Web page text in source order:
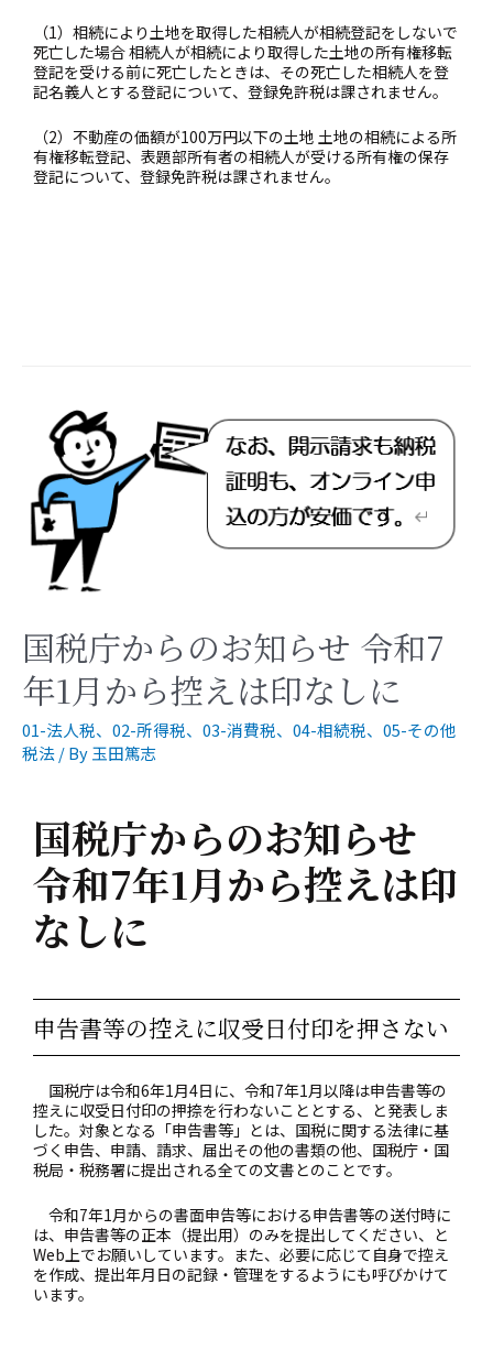
（1）相続により土地を取得した相続人が相続登記をしないで
死亡した場合 相続人が相続により取得した土地の所有権移転
登記を受ける前に死亡したときは、その死亡した相続人を登
記名義人とする登記について、登録免許税は課されません。
（2）不動産の価額が100万円以下の土地 土地の相続による所
有権移転登記、表題部所有者の相続人が受ける所有権の保存
登記について、登録免許税は課されません。
国税庁からのお知らせ 令和7
年1月から控えは印なしに
01-法人税、 02-所得税、 03-消費税、 04-相続税、 05-その他
税法/ By玉田篤志
国税庁からのお知らせ
令和7年1月から控えは印
なしに
申告書等の控えに収受日付印を押さない
国税庁は令和6年1月4日に、令和7年1月以降は申告書等の
控えに収受日付印の押捺を行わないこととする、と発表しま
した。対象となる「申告書等」とは、国税に関する法律に基
づく申告、申請、請求、届出その他の書類の他、国税庁・国
税局・税務署に提出される全ての文書とのことです。
令和7年1月からの書面申告等における申告書等の送付時に
は、申告書等の正本（提出用）のみを提出してください、と
Web上でお願いしています。また、必要に応じて自身で控え
を作成、提出年月日の記録・管理をするようにも呼びかけて
います。